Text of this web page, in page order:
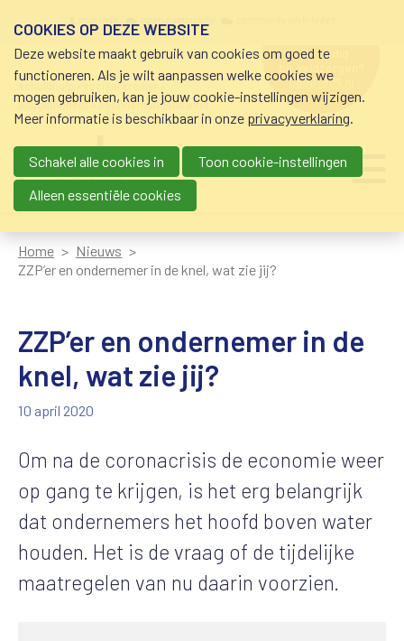
schuldhulp • sociaal krediet •
budgetbeheer • beschermingsbewind
hulp nodig
bij geldzorgen?
0800-8115.nl
Main navigation
Home
Nieuws
ZZP’er en ondernemer in de knel, wat zie jij?
ZZP’er en ondernemer in de
knel, wat zie jij?
10 april 2020
Om na de coronacrisis de economie weer
op gang te krijgen, is het erg belangrijk
dat ondernemers het hoofd boven water
houden. Het is de vraag of de tijdelijke
maatregelen van nu daarin voorzien.
COOKIES OP DEZE WEBSITE
Deze website maakt gebruik van cookies om goed te
functioneren. Als je wilt aanpassen welke cookies we
mogen gebruiken, kan je jouw cookie-instellingen wijzigen.
Meer informatie is beschikbaar in onze privacyverklaring.
Schakel alle cookies in
Toon cookie-instellingen
Alleen essentiële cookies